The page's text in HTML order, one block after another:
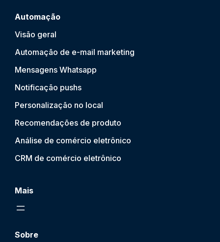
Automação
Visão geral
Automação de e-mail marketing
Mensagens Whatsapp
Notificação pushs
Personalização no local
Recomendações de produto
Análise de comércio eletrônico
CRM de comércio eletrônico
Mais
Sobre